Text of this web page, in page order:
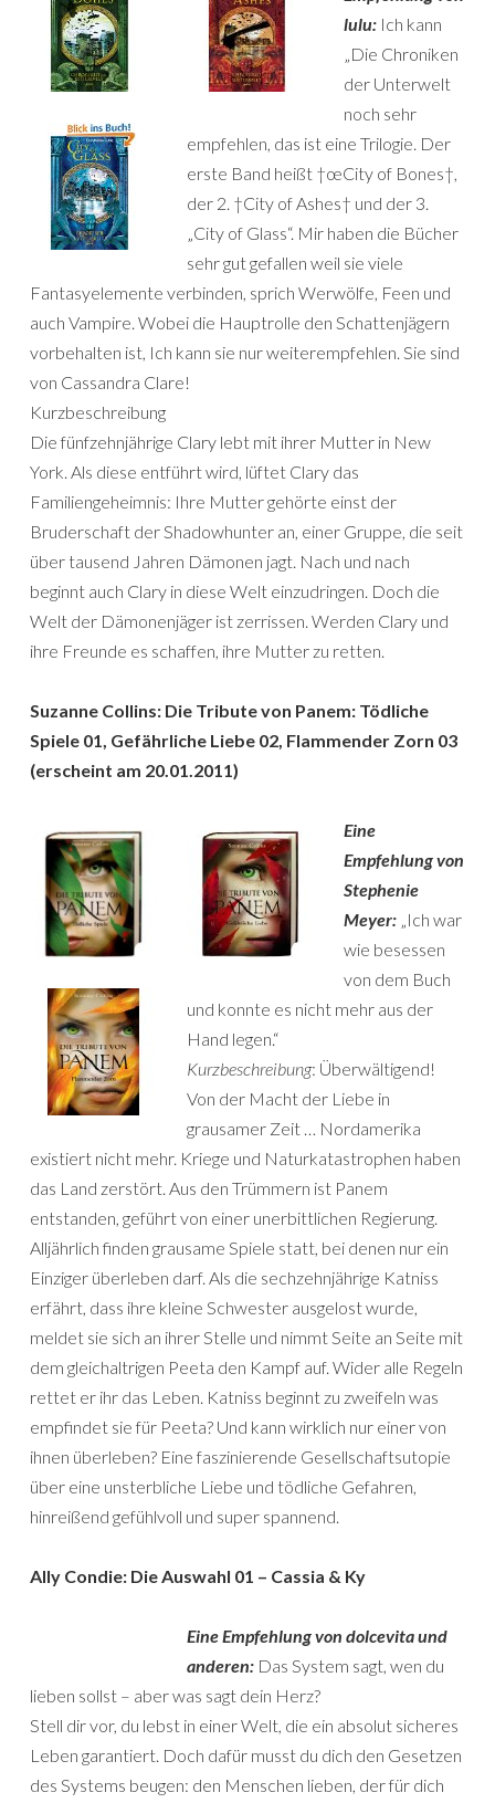
lulu: Ich kann
„Die Chroniken
der Unterwelt
noch sehr
empfehlen, das ist eine Trilogie. Der
erste Band heißt †œCity of Bones†,
der 2. †City of Ashes† und der 3.
„City of Glass“. Mir haben die Bücher
sehr gut gefallen weil sie viele
Fantasyelemente verbinden, sprich Werwölfe, Feen und
auch Vampire. Wobei die Hauptrolle den Schattenjägern
vorbehalten ist, Ich kann sie nur weiterempfehlen. Sie sind
von Cassandra Clare!
Kurzbeschreibung
Die fünfzehnjährige Clary lebt mit ihrer Mutter in New
York. Als diese entführt wird, lüftet Clary das
Familiengeheimnis: Ihre Mutter gehörte einst der
Bruderschaft der Shadowhunter an, einer Gruppe, die seit
über tausend Jahren Dämonen jagt. Nach und nach
beginnt auch Clary in diese Welt einzudringen. Doch die
Welt der Dämonenjäger ist zerrissen. Werden Clary und
ihre Freunde es schaffen, ihre Mutter zu retten.
Suzanne Collins: Die Tribute von Panem: Tödliche
Spiele 01, Gefährliche Liebe 02, Flammender Zorn 03
(erscheint am 20.01.2011)
Eine
Empfehlung von
Stephenie
Meyer: „Ich war
wie besessen
von dem Buch
und konnte es nicht mehr aus der
Hand legen.“
Kurzbeschreibung: Überwältigend!
Von der Macht der Liebe in
grausamer Zeit … Nordamerika
existiert nicht mehr. Kriege und Naturkatastrophen haben
das Land zerstört. Aus den Trümmern ist Panem
entstanden, geführt von einer unerbittlichen Regierung.
Alljährlich finden grausame Spiele statt, bei denen nur ein
Einziger überleben darf. Als die sechzehnjährige Katniss
erfährt, dass ihre kleine Schwester ausgelost wurde,
meldet sie sich an ihrer Stelle und nimmt Seite an Seite mit
dem gleichaltrigen Peeta den Kampf auf. Wider alle Regeln
rettet er ihr das Leben. Katniss beginnt zu zweifeln was
empfindet sie für Peeta? Und kann wirklich nur einer von
ihnen überleben? Eine faszinierende Gesellschaftsutopie
über eine unsterbliche Liebe und tödliche Gefahren,
hinreißend gefühlvoll und super spannend.
Ally Condie: Die Auswahl 01 – Cassia & Ky
Eine Empfehlung von dolcevita und
anderen: Das System sagt, wen du
lieben sollst – aber was sagt dein Herz?
Stell dir vor, du lebst in einer Welt, die ein absolut sicheres
Leben garantiert. Doch dafür musst du dich den Gesetzen
des Systems beugen: den Menschen lieben, der für dich